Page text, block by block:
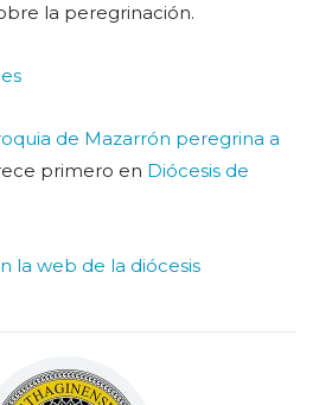
la peregrinación.
de Mazarrón peregrina a
primero en Diócesis de
la web de la diócesis